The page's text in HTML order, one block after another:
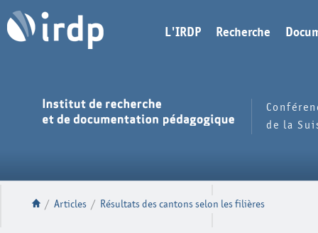
L'IRDP Recherche
de la
/ Articles / Résultats des cantons selon les filières